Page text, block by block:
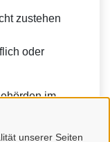
unserer Seiten
zustehen
oder
im